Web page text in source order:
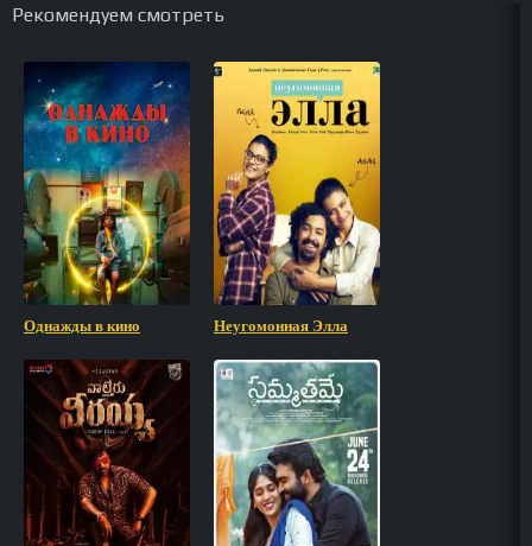
Рекомендуем смотреть
Однажды в кино Неугомонная Элла